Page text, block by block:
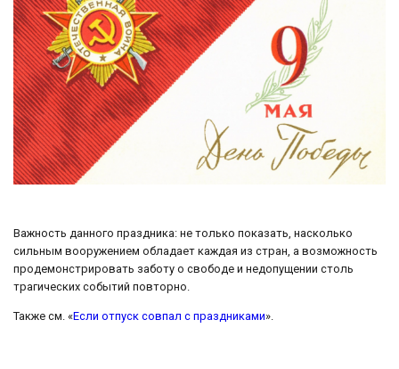
Важность данного праздника: не только показать, насколько
сильным вооружением обладает каждая из стран, а возможность
продемонстрировать заботу о свободе и недопущении столь
трагических событий повторно.
Также см. «Если отпуск совпал с праздниками».